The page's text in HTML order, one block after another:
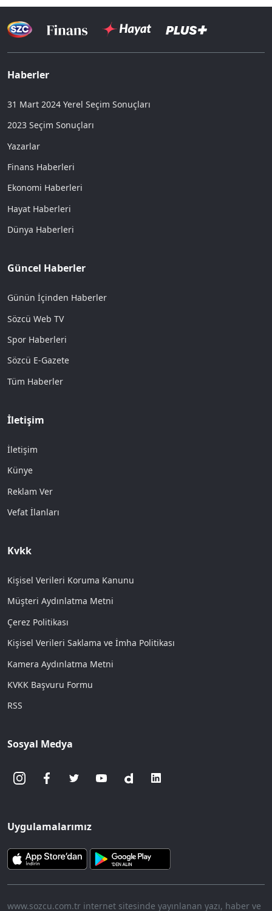
Haberler
31 Mart 2024 Yerel Seçim Sonuçları
2023 Seçim Sonuçları
Yazarlar
Finans Haberleri
Ekonomi Haberleri
Hayat Haberleri
Dünya Haberleri
Güncel Haberler
Günün İçinden Haberler
Sözcü Web TV
Spor Haberleri
Sözcü E-Gazete
Tüm Haberler
İletişim
İletişim
Künye
Reklam Ver
Vefat İlanları
Kvkk
Kişisel Verileri Koruma Kanunu
Müşteri Aydınlatma Metni
Çerez Politikası
Kişisel Verileri Saklama ve İmha Politikası
Kamera Aydınlatma Metni
KVKK Başvuru Formu
RSS
Sosyal Medya
Uygulamalarımız
www.sozcu.com.tr internet sitesinde yayınlanan yazı, haber ve